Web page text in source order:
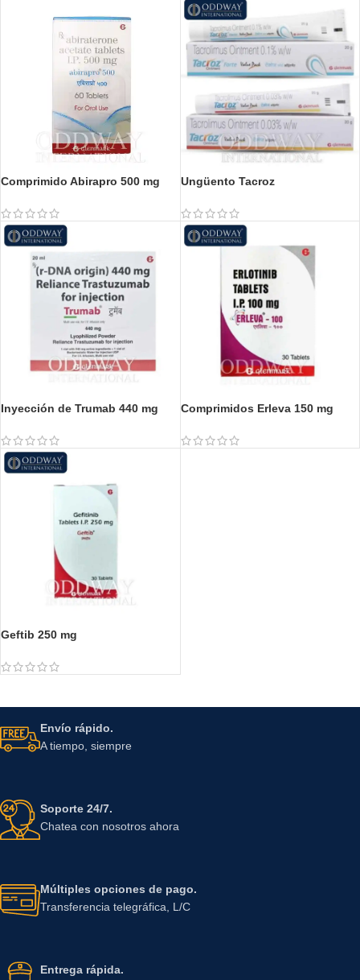
Comprimido Abirapro 500 mg Ungüento Tacroz
Inyección de Trumab 440 mg Comprimidos Erleva 150 mg
Geftib 250 mg
Envío rápido.
A tiempo, siempre
Soporte 24/7.
Chatea con nosotros ahora
Múltiples opciones de pago.
Transferencia telegráfica, L/C
Entrega rápida.